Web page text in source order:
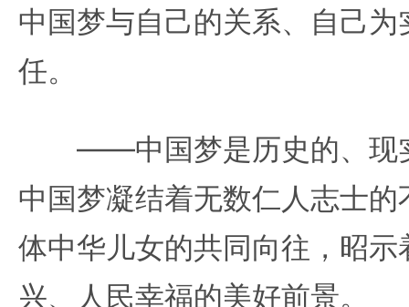
中国梦与自己的关系、自己
任。
——中国梦是历史的、现
中国梦凝结着无数仁人志士
体中华儿女的共同向往，昭
兴、人民幸福的美好前景。